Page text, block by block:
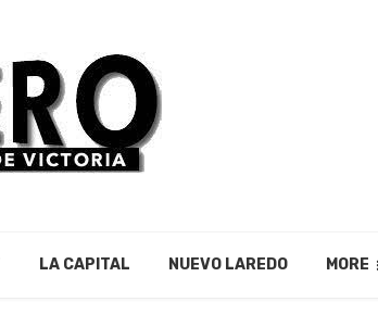
LA CAPITAL NUEVO LAREDO MORE